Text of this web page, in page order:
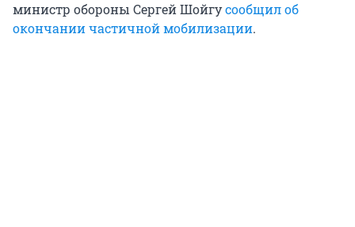
министр обороны Сергей Шойгусообщил об
окончании частичной мобилизации.